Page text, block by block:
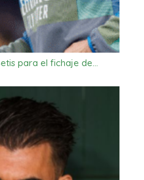
para el fichaje de…